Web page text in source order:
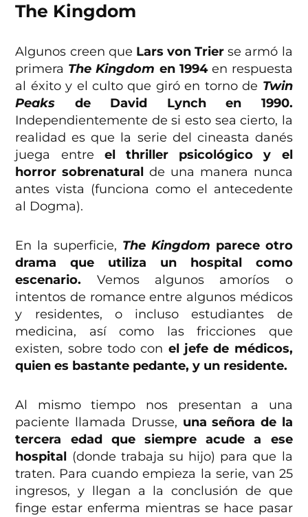
The Kingdom
Algunos creen que Lars von Trierse armó la
primera The Kingdom en 1994en respuesta
al éxito y el culto que giró en torno de Twin
Peaks de David Lynch en 1990.
Independientemente de si esto sea cierto, la
realidad es que la serie del cineasta danés
juega entre el thriller psicológico y el
horror sobrenatural de una manera nunca
antes vista (funciona como el antecedente
al Dogma).
En la superficie, The Kingdom parece otro
drama que utiliza un hospital como
escenario. Vemos algunos amoríos o
intentos de romance entre algunos médicos
y residentes, o incluso estudiantes de
medicina, así como las fricciones que
existen, sobre todo con el jefe de médicos,
quien es bastante pedante, y un residente.
Al mismo tiempo nos presentan a una
paciente llamada Drusse, una señora de la
tercera edad que siempre acude a ese
hospital (donde trabaja su hijo) para que la
traten. Para cuando empieza la serie, van 25
ingresos, y llegan a la conclusión de que
finge estar enferma mientras se hace pasar